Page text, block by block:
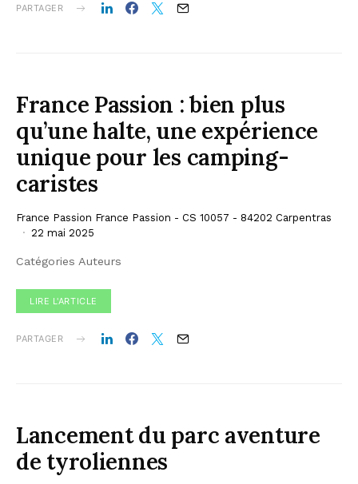
PARTAGER
France Passion : bien plus
qu’une halte, une expérience
unique pour les camping-
caristes
France Passion France Passion - CS 10057 - 84202 Carpentras
22 mai 2025
Catégories Auteurs
LIRE L'ARTICLE
PARTAGER
Lancement du parc aventure
de tyroliennes